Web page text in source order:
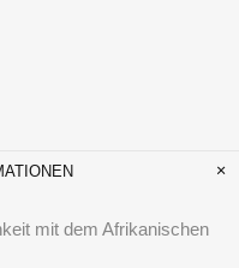
mit dem Afrikanischen